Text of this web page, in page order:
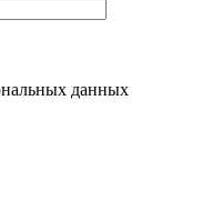
данных